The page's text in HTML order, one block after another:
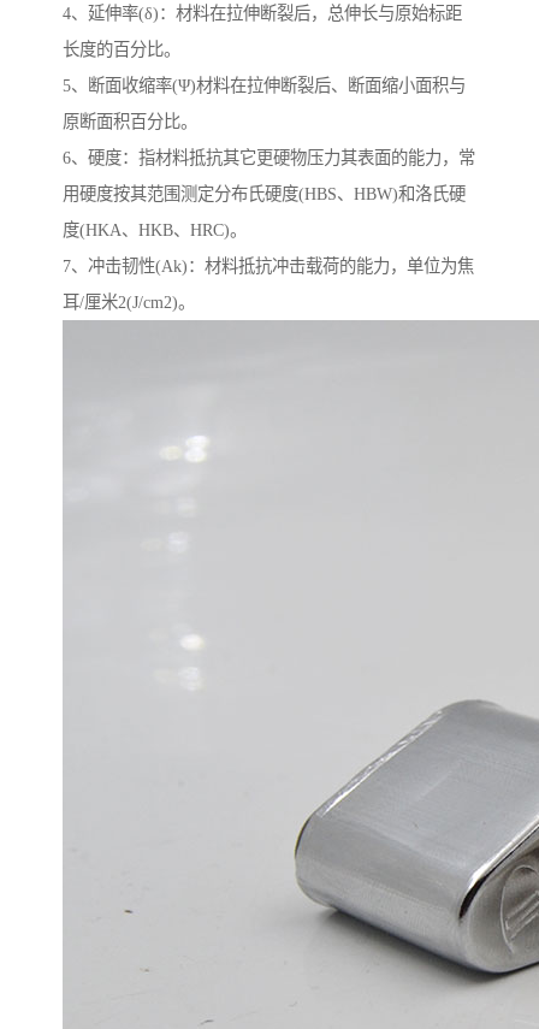
4、延伸率(δ)：材料在拉伸断裂后，总伸长与原始标距
长度的百分比。
5、断面收缩率(Ψ)材料在拉伸断裂后、断面缩小面积与
原断面积百分比。
6、硬度：指材料抵抗其它更硬物压力其表面的能力，常
用硬度按其范围测定分布氏硬度(HBS、HBW)和洛氏硬
度(HKA、HKB、HRC)。
7、冲击韧性(Ak)：材料抵抗冲击载荷的能力，单位为焦
耳/厘米2(J/cm2)。